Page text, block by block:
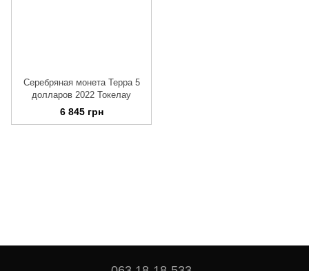
Серебряная монета Терра 5
долларов 2022 Токелау
6 845 грн